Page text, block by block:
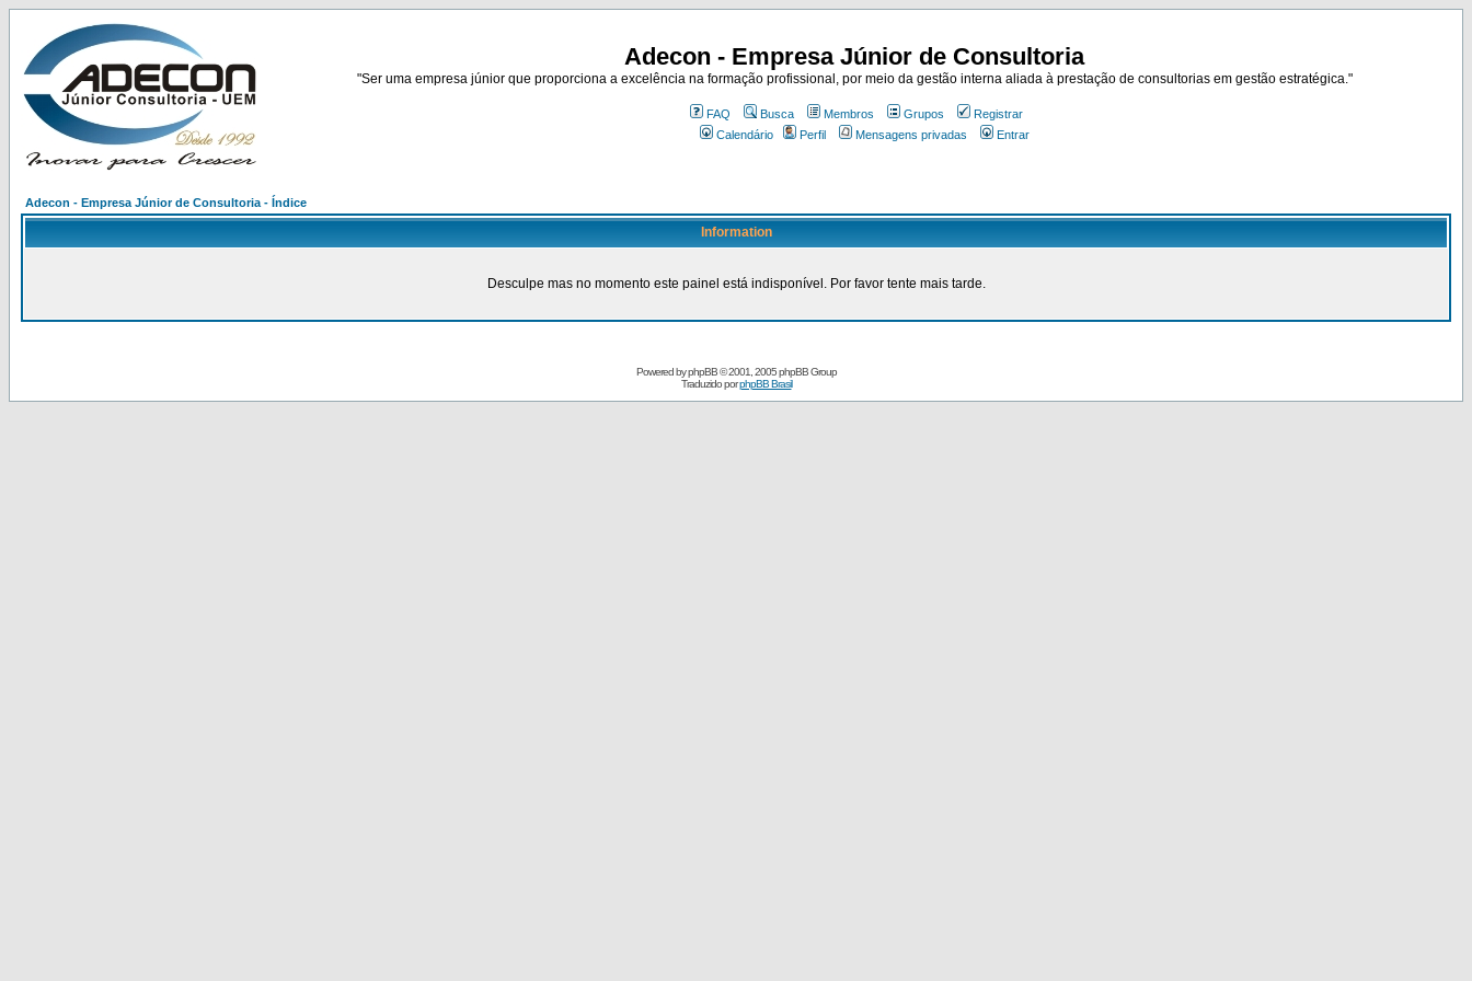
Adecon - Empresa Júnior de Consultoria
"Ser uma empresa júnior que proporciona a excelência na formação profissional, por meio da gestão interna aliada à prestação de consultorias em gestão estratégica."
FAQ Busca Membros Grupos
Registrar
Calendário
Perfil Mensagens privadas Entrar
Adecon - Empresa Júnior de Consultoria - Índice
Information
Desculpe mas no momento este painel está indisponível. Por favor tente mais tarde.
Powered byphpBB© 2001, 2005 phpBB Group
Traduzido porphpBB Brasil